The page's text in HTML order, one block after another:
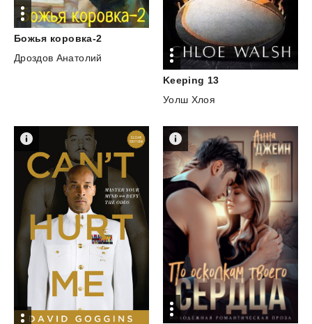
Божья коровка-2
Дроздов Анатолий
Keeping 13
Уолш Хлоя